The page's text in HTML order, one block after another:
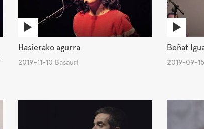
Hasierako agurra
2019-11-10 Basauri
Beñat
2019-09-